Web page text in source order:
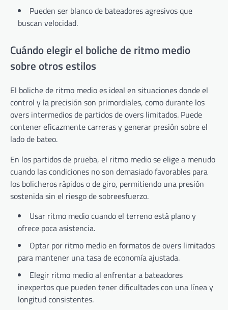
Pueden ser blanco de bateadores agresivos que
buscan velocidad.
Cuándo elegir el boliche de ritmo medio
sobre otros estilos
El boliche de ritmo medio es ideal en situaciones donde el
control y la precisión son primordiales, como durante los
overs intermedios de partidos de overs limitados. Puede
contener eficazmente carreras y generar presión sobre el
lado de bateo.
En los partidos de prueba, el ritmo medio se elige a menudo
cuando las condiciones no son demasiado favorables para
los bolicheros rápidos o de giro, permitiendo una presión
sostenida sin el riesgo de sobreesfuerzo.
Usar ritmo medio cuando el terreno está plano y
ofrece poca asistencia.
Optar por ritmo medio en formatos de overs limitados
para mantener una tasa de economía ajustada.
Elegir ritmo medio al enfrentar a bateadores
inexpertos que pueden tener dificultades con una línea y
longitud consistentes.